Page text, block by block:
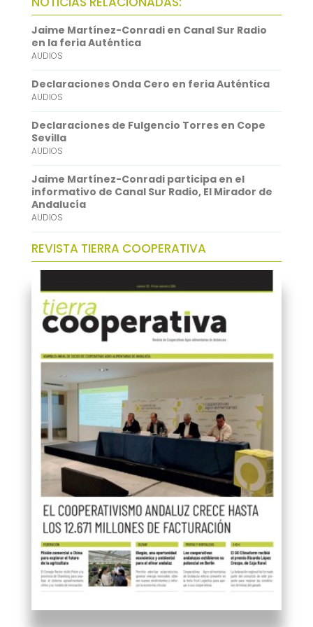
o
o
k
t
e
r
i
l
a
t
s
A
p
i
n
k
e
I
n
Jaime Martínez-Conradi en Canal Sur Radio
en la feria Auténtica
AUDIOS
Declaraciones Onda Cero en feria Auténtica
AUDIOS
Declaraciones de Fulgencio Torres en Cope
Sevilla
AUDIOS
Jaime Martínez-Conradi participa en el
informativo de Canal Sur Radio, El Mirador de
Andalucía
AUDIOS
REVISTA TIERRA COOPERATIVA